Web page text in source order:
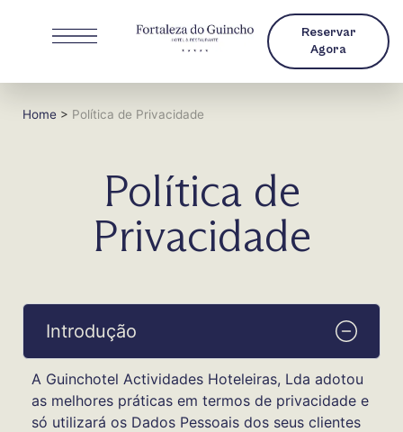
Reservar
Agora
Home > Política de Privacidade
Política de
Privacidade
Introdução
A Guinchotel Actividades Hoteleiras, Lda adotou
as melhores práticas em termos de privacidade e
só utilizará os Dados Pessoais dos seus clientes